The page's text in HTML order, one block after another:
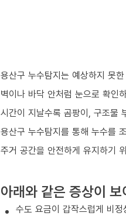
용산구 누수탐지는 예상하지 못
벽이나 바닥 안처럼 눈으로 확인
시간이 지날수록 곰팡이, 구조물
용산구 누수탐지를 통해 누수를
주거 공간을 안전하게 유지하기
아래와 같은 증상이
수도 요금이 갑작스럽게 비